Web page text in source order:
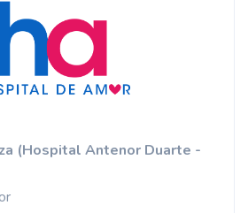
(Hospital Antenor Duarte -